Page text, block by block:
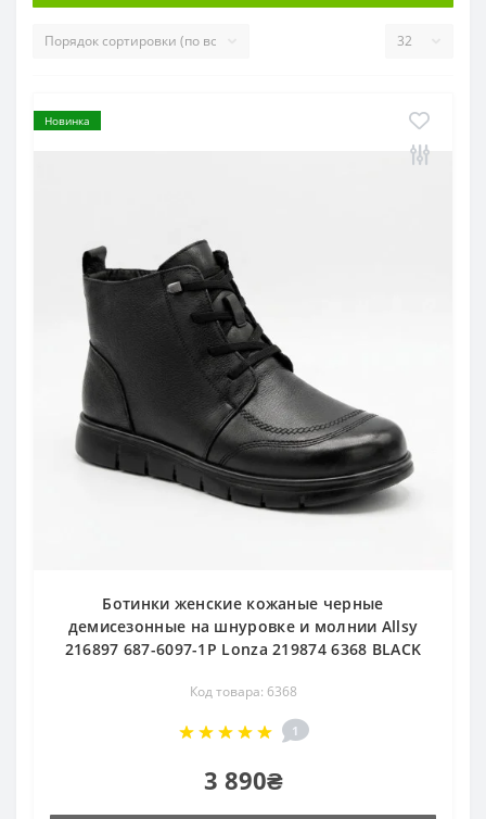
Новинка
Ботинки женские кожаные черные
демисезонные на шнуровке и молнии Allsy
216897 687-6097-1P Lonza 219874 6368 BLACK
Код товара: 6368
1
3 890₴